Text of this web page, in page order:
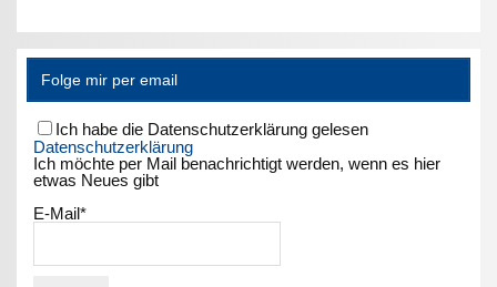
Folge mir per email
Ich habe die Datenschutzerklärung gelesen
Datenschutzerklärung
Ich möchte per Mail benachrichtigt werden, wenn es hier
etwas Neues gibt
E-Mail*